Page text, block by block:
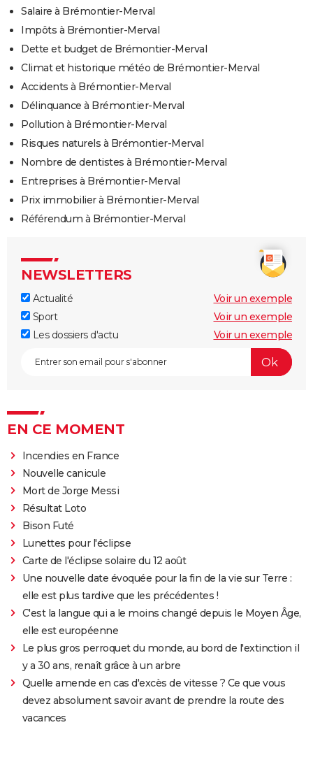
Salaire à Brémontier-Merval
Impôts à Brémontier-Merval
Dette et budget de Brémontier-Merval
Climat et historique météo de Brémontier-Merval
Accidents à Brémontier-Merval
Délinquance à Brémontier-Merval
Pollution à Brémontier-Merval
Risques naturels à Brémontier-Merval
Nombre de dentistes à Brémontier-Merval
Entreprises à Brémontier-Merval
Prix immobilier à Brémontier-Merval
Référendum à Brémontier-Merval
NEWSLETTERS
Actualité
Voir un exemple
Sport
Voir un exemple
Les dossiers d'actu
Voir un exemple
EN CE MOMENT
Incendies en France
Nouvelle canicule
Mort de Jorge Messi
Résultat Loto
Bison Futé
Lunettes pour l'éclipse
Carte de l'éclipse solaire du 12 août
Une nouvelle date évoquée pour la fin de la vie sur Terre :
elle est plus tardive que les précédentes !
C'est la langue qui a le moins changé depuis le Moyen Âge,
elle est européenne
Le plus gros perroquet du monde, au bord de l'extinction il
y a 30 ans, renaît grâce à un arbre
Quelle amende en cas d'excès de vitesse ? Ce que vous
devez absolument savoir avant de prendre la route des
vacances